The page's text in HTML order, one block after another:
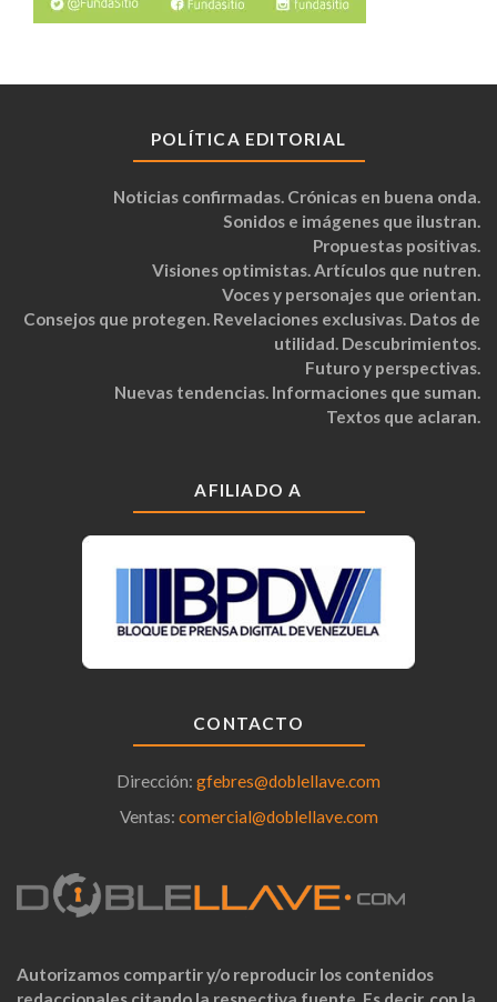
POLÍTICA EDITORIAL
Noticias confirmadas. Crónicas en buena onda.
Sonidos e imágenes que ilustran.
Propuestas positivas.
Visiones optimistas. Artículos que nutren.
Voces y personajes que orientan.
Consejos que protegen. Revelaciones exclusivas. Datos de
utilidad. Descubrimientos.
Futuro y perspectivas.
Nuevas tendencias. Informaciones que suman.
Textos que aclaran.
AFILIADO A
CONTACTO
Dirección: gfebres@doblellave.com
Ventas: comercial@doblellave.com
Autorizamos compartir y/o reproducir los contenidos